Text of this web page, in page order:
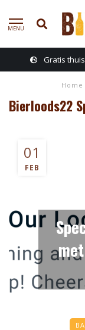
MENU
Gratis
Home
Bierloods22
01
FEB